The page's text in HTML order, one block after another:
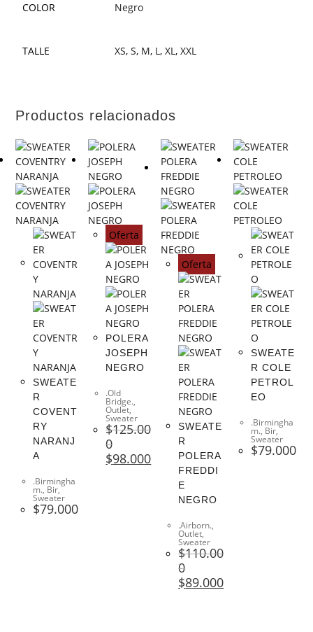
COLOR Negro
TALLE XS,S, M, L,XL,XXL
Productos relacionados
SWEATE
R
COVENT
RY
NARANJ
A
.Birmingha
m., Bir,
Sweater
$79.000
Oferta
POLERA
JOSEPH
NEGRO
.Old
Bridge.,
Outlet,
Sweater
$125.00
0
$98.000
Oferta
SWEATE
R
POLERA
FREDDI
E
NEGRO
.Airborn.,
Outlet,
Sweater
$110.00
0
$89.000
SWEATE
R COLE
PETROL
EO
.Birmingha
m., Bir,
Sweater
$79.000